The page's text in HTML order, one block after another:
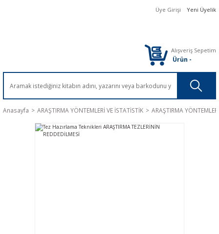
Üye Girişi Yeni Üyelik
Alışveriş Sepetim
Ürün -
Anasayfa ARAŞTIRMA YÖNTEMLERİ VE İSTATİSTİK ARAŞTIRMA YÖNTEMLERİ